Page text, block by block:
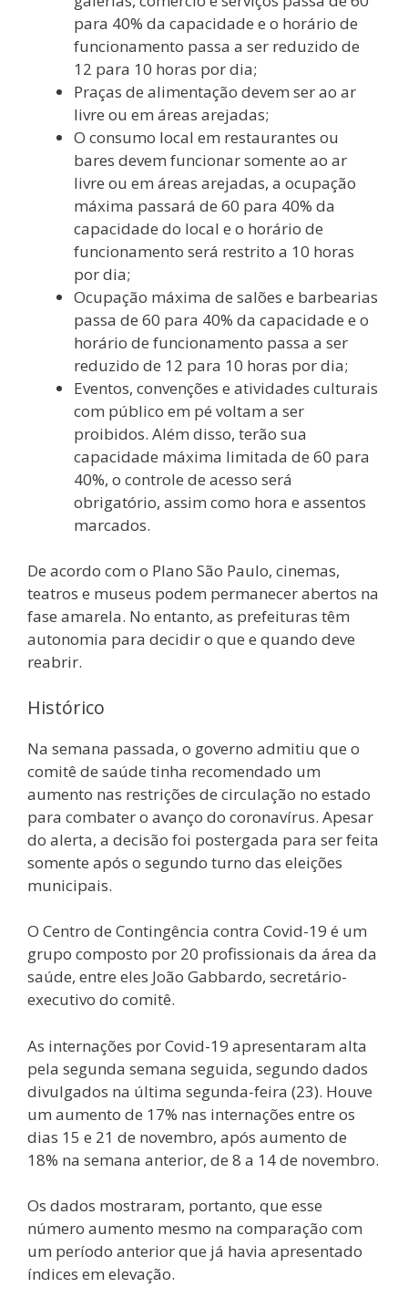
para 40% da capacidade e o horário de
funcionamento passa a ser reduzido de
12 para 10 horas por dia;
Praças de alimentação devem ser ao ar
livre ou em áreas arejadas;
O consumo local em restaurantes ou
bares devem funcionar somente ao ar
livre ou em áreas arejadas, a ocupação
máxima passará de 60 para 40% da
capacidade do local e o horário de
funcionamento será restrito a 10 horas
por dia;
Ocupação máxima de salões e barbearias
passa de 60 para 40% da capacidade e o
horário de funcionamento passa a ser
reduzido de 12 para 10 horas por dia;
Eventos, convenções e atividades culturais
com público em pé voltam a ser
proibidos. Além disso, terão sua
capacidade máxima limitada de 60 para
40%, o controle de acesso será
obrigatório, assim como hora e assentos
marcados.
De acordo com o Plano São Paulo, cinemas,
teatros e museus podem permanecer abertos na
fase amarela. No entanto, as prefeituras têm
autonomia para decidir o que e quando deve
reabrir.
Histórico
Na semana passada, o governo admitiu que o
comitê de saúde tinha recomendado um
aumento nas restrições de circulação no estado
para combater o avanço do coronavírus. Apesar
do alerta, a decisão foi postergada para ser feita
somente após o segundo turno das eleições
municipais.
O Centro de Contingência contra Covid-19 é um
grupo composto por 20 profissionais da área da
saúde, entre eles João Gabbardo, secretário-
executivo do comitê.
As internações por Covid-19 apresentaram alta
pela segunda semana seguida, segundo dados
divulgados na última segunda-feira (23). Houve
um aumento de 17% nas internações entre os
dias 15 e 21 de novembro, após aumento de
18% na semana anterior, de 8 a 14 de novembro.
Os dados mostraram, portanto, que esse
número aumento mesmo na comparação com
um período anterior que já havia apresentado
índices em elevação.